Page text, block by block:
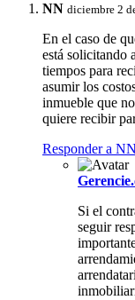
NN diciembre 2
En el caso de
está solicitando
tiempos para
asumir los
inmueble que
quiere recibir
Responder a NN
Si el
seguir